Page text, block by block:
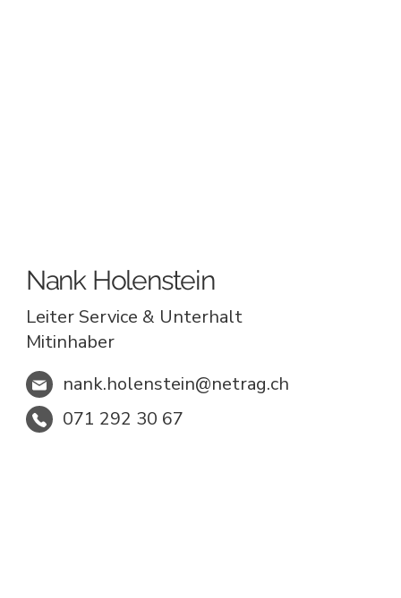
Nank Holenstein
Leiter Service & Unterhalt
Mitinhaber
nank.holenstein@netrag.ch
071 292 30 67